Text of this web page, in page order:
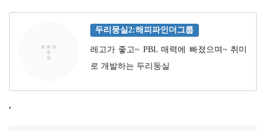
두리뭉실2:해피파인더그룹
레고가 좋고~ PBL 매력에 빠졌으며~ 취미
로 개발하는 두리둥실
,